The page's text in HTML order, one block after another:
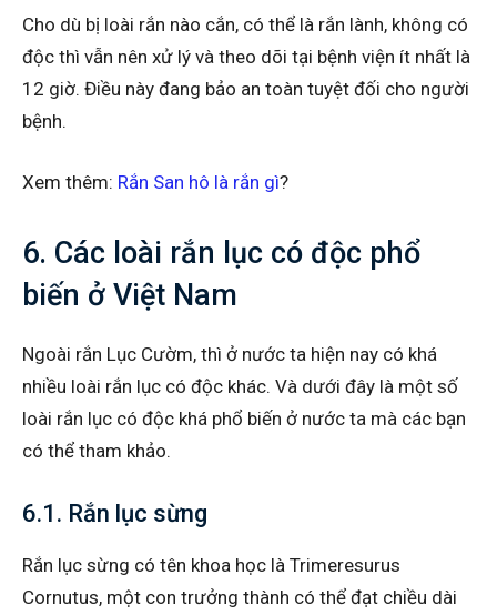
Cho dù bị loài rắn nào cắn, có thể là rắn lành, không có
độc thì vẫn nên xử lý và theo dõi tại bệnh viện ít nhất là
12 giờ. Điều này đang bảo an toàn tuyệt đối cho người
bệnh.
Xem thêm: Rắn San hô là rắn gì?
6. Các loài rắn lục có độc phổ
biến ở Việt Nam
Ngoài rắn Lục Cườm, thì ở nước ta hiện nay có khá
nhiều loài rắn lục có độc khác. Và dưới đây là một số
loài rắn lục có độc khá phổ biến ở nước ta mà các bạn
có thể tham khảo.
6.1. Rắn lục sừng
Rắn lục sừng có tên khoa học là Trimeresurus
Cornutus, một con trưởng thành có thể đạt chiều dài